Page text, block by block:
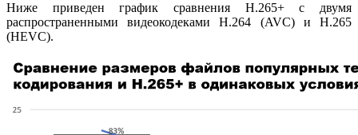
Ниже приведен график сравнения H.265+ с двумя
распространенными видеокодеками H.264 (AVC) и H.265
(HEVC).